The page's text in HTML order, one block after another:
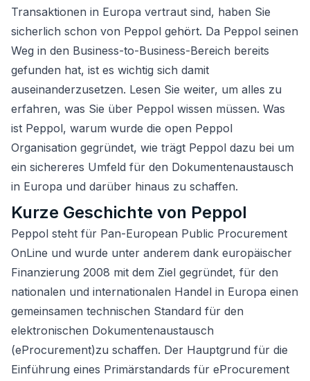
Transaktionen in Europa vertraut sind, haben Sie
sicherlich schon von Peppol gehört. Da Peppol seinen
Weg in den Business-to-Business-Bereich bereits
gefunden hat, ist es wichtig sich damit
auseinanderzusetzen. Lesen Sie weiter, um alles zu
erfahren, was Sie über Peppol wissen müssen. Was
ist Peppol, warum wurde die open Peppol
Organisation gegründet, wie trägt Peppol dazu bei um
ein sichereres Umfeld für den Dokumentenaustausch
in Europa und darüber hinaus zu schaffen.
Kurze Geschichte von Peppol
Peppol steht für Pan-European Public Procurement
OnLine und wurde unter anderem dank europäischer
Finanzierung 2008 mit dem Ziel gegründet, für den
nationalen und internationalen Handel in Europa einen
gemeinsamen technischen Standard für den
elektronischen Dokumentenaustausch
(eProcurement)zu schaffen. Der Hauptgrund für die
Einführung eines Primärstandards für eProcurement